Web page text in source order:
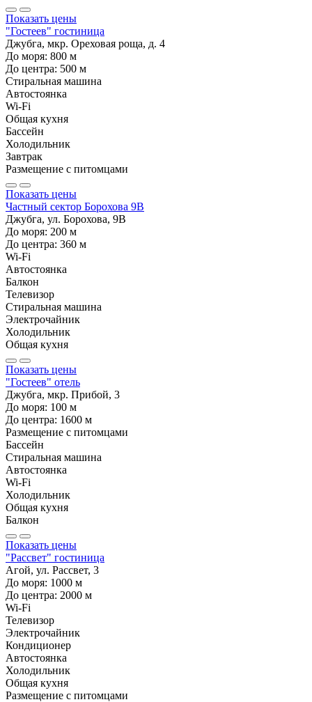
Показать цены
"Гостеев" гостиница
Джубга, мкр. Ореховая роща, д. 4
До моря: 800 м
До центра: 500 м
Стиральная машина
Автостоянка
Wi-Fi
Общая кухня
Бассейн
Холодильник
Завтрак
Размещение с питомцами
Показать цены
Частный сектор Борохова 9В
Джубга, ул. Борохова, 9В
До моря: 200 м
До центра: 360 м
Wi-Fi
Автостоянка
Балкон
Телевизор
Стиральная машина
Электрочайник
Холодильник
Общая кухня
Показать цены
"Гостеев" отель
Джубга, мкр. Прибой, 3
До моря: 100 м
До центра: 1600 м
Размещение с питомцами
Бассейн
Стиральная машина
Автостоянка
Wi-Fi
Холодильник
Общая кухня
Балкон
Показать цены
"Рассвет" гостиница
Агой, ул. Рассвет, 3
До моря: 1000 м
До центра: 2000 м
Wi-Fi
Телевизор
Электрочайник
Кондиционер
Автостоянка
Холодильник
Общая кухня
Размещение с питомцами